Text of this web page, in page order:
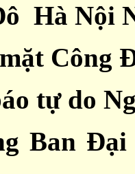
Hà Nội
Công
tự do
Ban Đại